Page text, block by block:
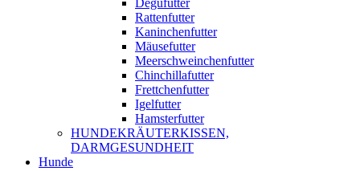
Degufutter
Rattenfutter
Kaninchenfutter
Mäusefutter
Meerschweinchenfutter
Chinchillafutter
Frettchenfutter
Igelfutter
Hamsterfutter
HUNDEKRÄUTERKISSEN,
DARMGESUNDHEIT
Hunde